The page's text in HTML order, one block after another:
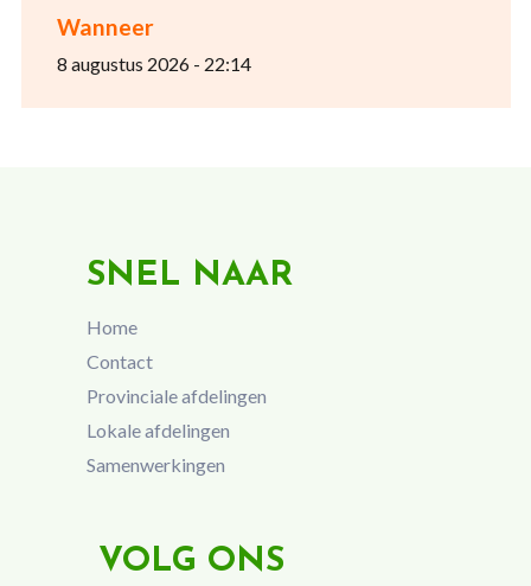
Wanneer
8 augustus 2026 - 22:14
SNEL NAAR
Home
Contact
Provinciale afdelingen
Lokale afdelingen
Samenwerkingen
VOLG ONS